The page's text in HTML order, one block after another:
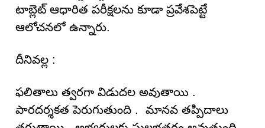
టాబ్లెట్ ఆధారిత పరీక్షలను కూడా ప్రవేశపెట్టే
ఆలోచనలో ఉన్నారు.
దీనివల్ల :
ఫలితాలు త్వరగా విడుదల అవుతాయి .
పారదర్శకత పెరుగుతుంది . మానవ తప్పిదాలు